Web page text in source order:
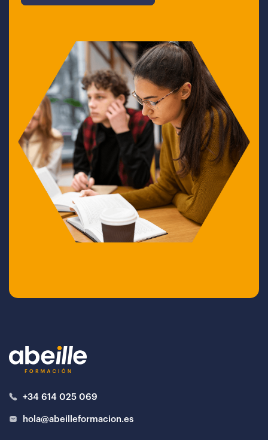
+34 614 025 069
hola@abeilleformacion.es